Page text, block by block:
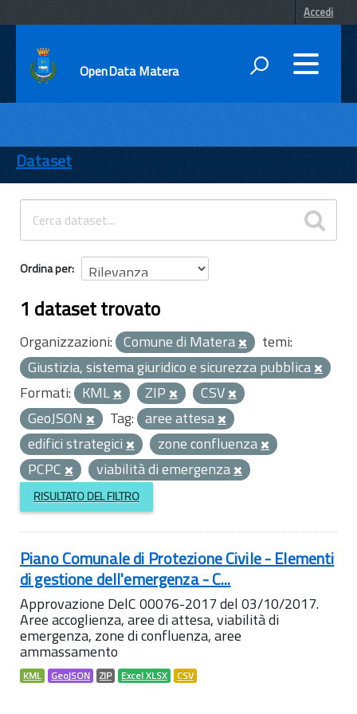
Accedi
OpenData Matera
ENTI
TEMI
INFORMAZIONI
Dataset
Ordina per
1 dataset trovato
Organizzazioni: Comune di Matera
temi:
Giustizia, sistema giuridico e sicurezza pubblica
Formati: KML ZIP
CSV
GeoJSON
Tag: aree attesa
edifici strategici
zone confluenza
PCPC
viabilità di emergenza
RISULTATO DEL FILTRO
Piano Comunale di Protezione Civile - Elementi
di gestione dell'emergenza - C...
Approvazione DelC 00076-2017 del 03/10/2017.
Aree accoglienza, aree di attesa, viabilità di
emergenza, zone di confluenza, aree
ammassamento
KML GeoJSON ZIP Excel XLSX CSV